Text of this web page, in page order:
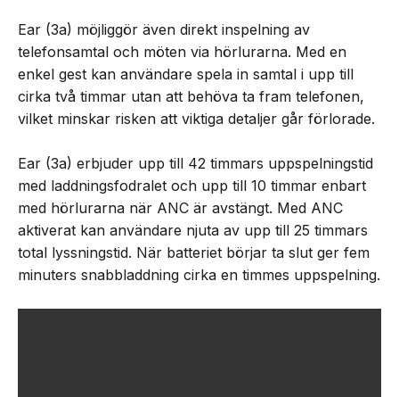
Ear (3a) möjliggör även direkt inspelning av
telefonsamtal och möten via hörlurarna. Med en
enkel gest kan användare spela in samtal i upp till
cirka två timmar utan att behöva ta fram telefonen,
vilket minskar risken att viktiga detaljer går förlorade.
Ear (3a) erbjuder upp till 42 timmars uppspelningstid
med laddningsfodralet och upp till 10 timmar enbart
med hörlurarna när ANC är avstängt. Med ANC
aktiverat kan användare njuta av upp till 25 timmars
total lyssningstid. När batteriet börjar ta slut ger fem
minuters snabbladdning cirka en timmes uppspelning.